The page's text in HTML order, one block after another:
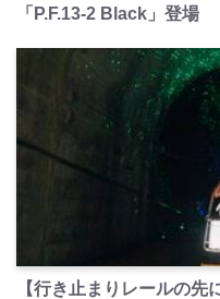
「P.F.13-2 Black」登場
【行き止まりレールの